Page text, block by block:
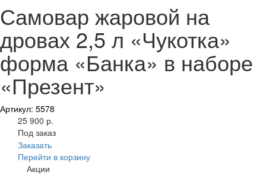
Самовар жаровой на
дровах 2,5 л «Чукотка»
форма «Банка» в наборе
«Презент»
Артикул: 5578
25 900 р.
Под заказ
Заказать
Перейти в корзину
Акции